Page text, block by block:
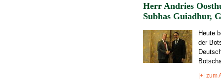
Herr Andries
Subhas Guiadhur,
Heute
der
|+| zum